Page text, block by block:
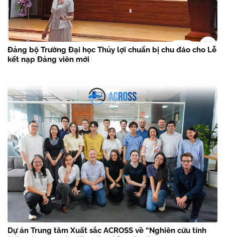
Đảng bộ Trường Đại học Thủy lợi chuẩn bị chu đáo cho Lễ
kết nạp Đảng viên mới
Dự án Trung tâm Xuất sắc ACROSS về “Nghiên cứu tính